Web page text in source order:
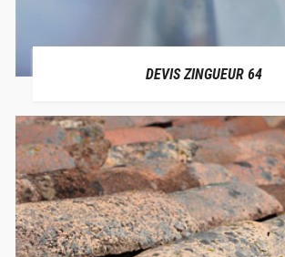
DEVIS ZINGUEUR 64